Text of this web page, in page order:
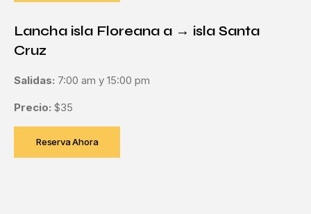
Lancha isla Floreana a → isla Santa
Cruz
Salidas: 7:00 am y 15:00 pm
Precio: $35
Reserva Ahora